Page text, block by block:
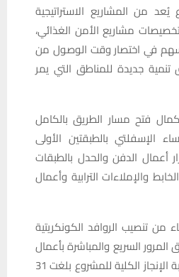
يُعد من المشاريع الاستراتيجية
مشاريع الأمن الغذائي،
في اختصار وقت الوصول من
تنمية جديدة للمناطق التي يمر
فتح مسار الطريق بالكامل
الإسفلتي بالطبقتين الأولى
أعمال الدفن والحدل بالطبقات
والإملاءات الترابية وأعمال
من تنصيب الروافد الكونكريتية
السريع والمباشرة بأعمال
صب سطحه، مبينا أن نسبة الإنجاز الكلية للمشروع بلغت 31